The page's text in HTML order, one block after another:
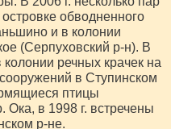
обводненного
и в колонии
(Серпуховский р-н). В
колонии речных крачек на
в Ступинском
птицы
Ока, в 1998 г. встречены
р-не.